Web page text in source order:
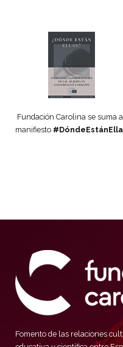
Fundación Carolina se suma
manifiesto
Fomento de las relaciones